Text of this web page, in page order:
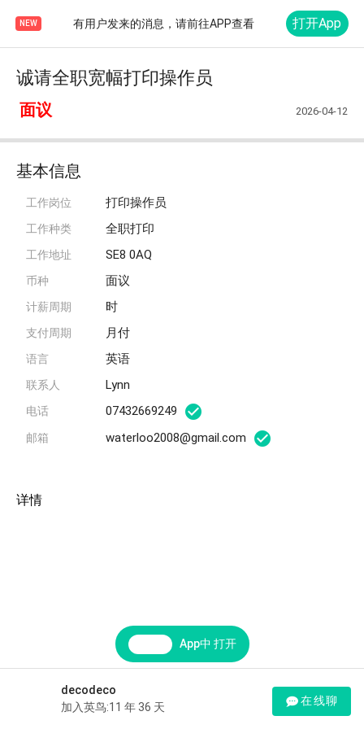
NEW 有用户发来的消息，请前往APP查看 打开App
诚请全职宽幅打印操作员
面议 2026-04-12
基本信息
工作岗位 打印操作员
工作种类 全职打印
工作地址 SE8 0AQ
币种 面议
计薪周期 时
支付周期 月付
语言 英语
联系人 Lynn
电话 07432669249
邮箱 waterloo2008@gmail.com
详情
App中 打开
decodeco
加入英鸟:11 年 36 天
在线聊